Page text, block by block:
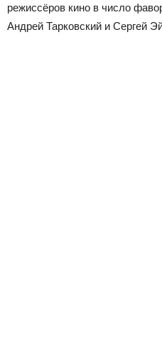
режиссёров кино в число
Андрей Тарковский и Сергей